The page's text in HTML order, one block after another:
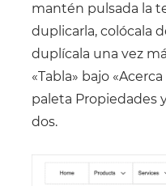
mantén pulsada la
duplicarla, colócala
duplícala una vez
«Tabla» bajo
paleta Propiedades
dos.